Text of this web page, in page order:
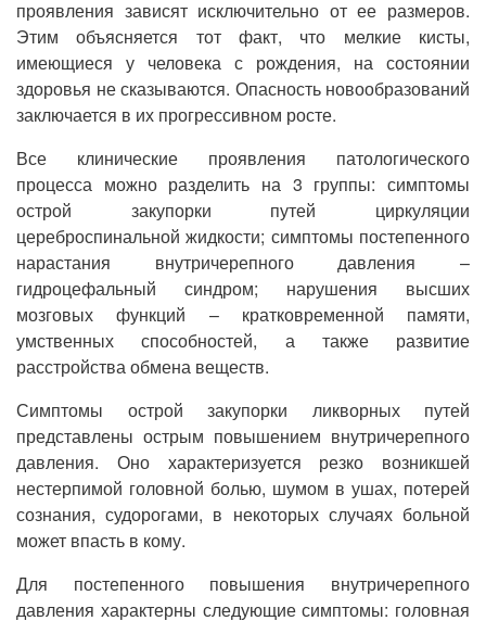
проявления зависят исключительно от ее размеров.
Этим объясняется тот факт, что мелкие кисты,
имеющиеся у человека с рождения, на состоянии
здоровья не сказываются. Опасность новообразований
заключается в их прогрессивном росте.
Все клинические проявления патологического
процесса можно разделить на 3 группы: симптомы
острой закупорки путей циркуляции
цереброспинальной жидкости; симптомы постепенного
нарастания внутричерепного давления –
гидроцефальный синдром; нарушения высших
мозговых функций – кратковременной памяти,
умственных способностей, а также развитие
расстройства обмена веществ.
Симптомы острой закупорки ликворных путей
представлены острым повышением внутричерепного
давления. Оно характеризуется резко возникшей
нестерпимой головной болью, шумом в ушах, потерей
сознания, судорогами, в некоторых случаях больной
может впасть в кому.
Для постепенного повышения внутричерепного
давления характерны следующие симптомы: головная